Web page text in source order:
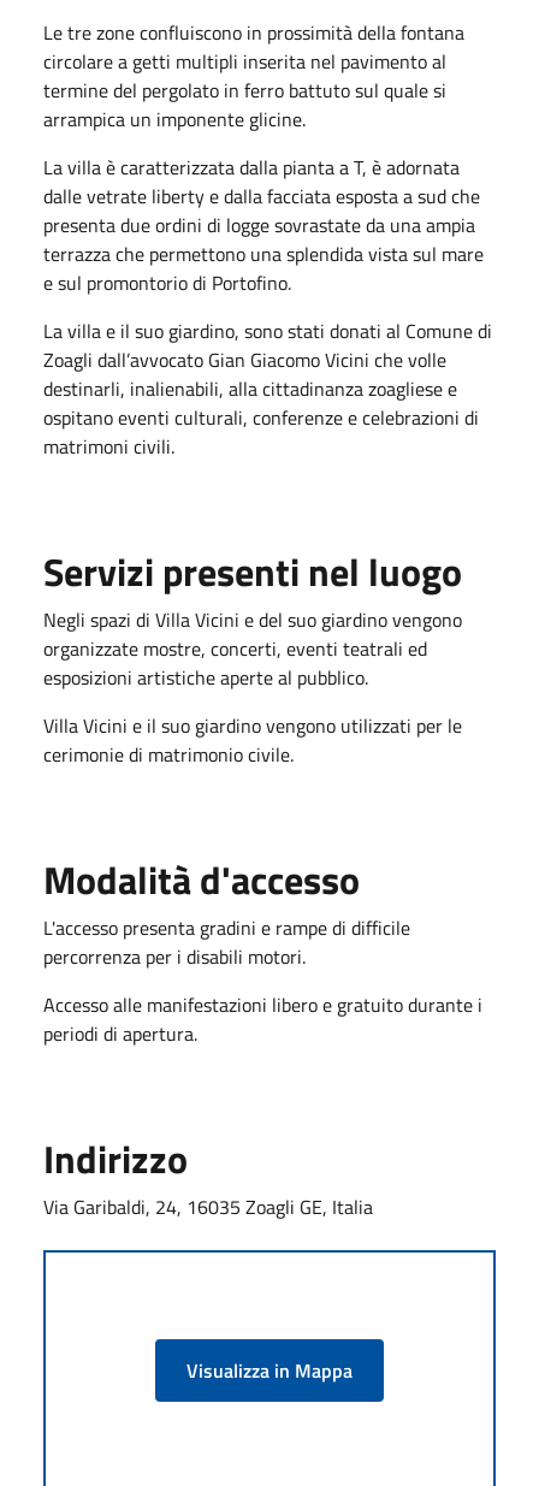
Le tre zone confluiscono in prossimità della fontana
circolare a getti multipli inserita nel pavimento al
termine del pergolato in ferro battuto sul quale si
arrampica un imponente glicine.
La villa è caratterizzata dalla pianta a T, è adornata
dalle vetrate liberty e dalla facciata esposta a sud che
presenta due ordini di logge sovrastate da una ampia
terrazza che permettono una splendida vista sul mare
e sul promontorio di Portofino.
La villa e il suo giardino, sono stati donati al Comune di
Zoagli dall’avvocato Gian Giacomo Vicini che volle
destinarli, inalienabili, alla cittadinanza zoagliese e
ospitano eventi culturali, conferenze e celebrazioni di
matrimoni civili.
Servizi presenti nel luogo
Negli spazi di Villa Vicini e del suo giardino vengono
organizzate mostre, concerti, eventi teatrali ed
esposizioni artistiche aperte al pubblico.
Villa Vicini e il suo giardino vengono utilizzati per le
cerimonie di matrimonio civile.
Modalità d'accesso
L'accesso presenta gradini e rampe di difficile
percorrenza per i disabili motori.
Accesso alle manifestazioni libero e gratuito durante i
periodi di apertura.
Indirizzo
Via Garibaldi, 24, 16035 Zoagli GE, Italia
Visualizza in Mappa